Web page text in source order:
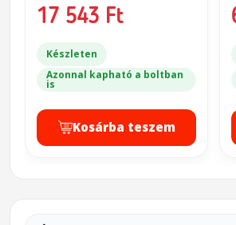
17 543 Ft
Készleten
Azonnal kapható a boltban
is
Kosárba teszem